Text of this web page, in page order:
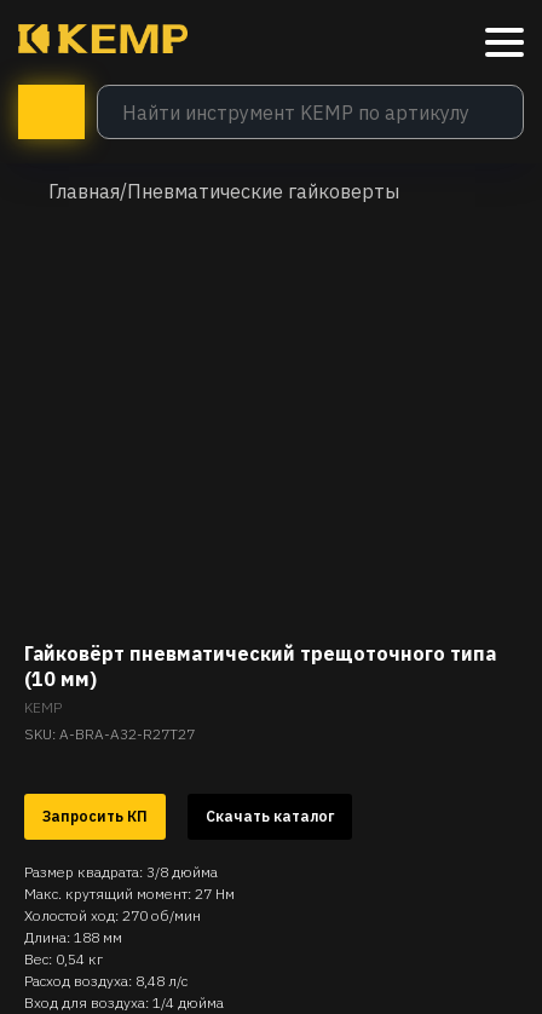
Главная/Пневматические гайковерты
Гайковёрт пневматический трещоточного типа
(10 мм)
KEMP
SKU: A-BRA-A32-R27T27
Запросить КП Скачать каталог
Размер квадрата: 3/8 дюйма
Макс. крутящий момент: 27 Нм
Холостой ход: 270 об/мин
Длина: 188 мм
Вес: 0,54 кг
Расход воздуха: 8,48 л/с
Вход для воздуха: 1/4 дюйма